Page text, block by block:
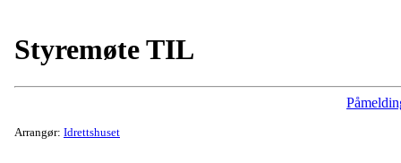
Styremøte TIL
Arrangør: Idrettshuset